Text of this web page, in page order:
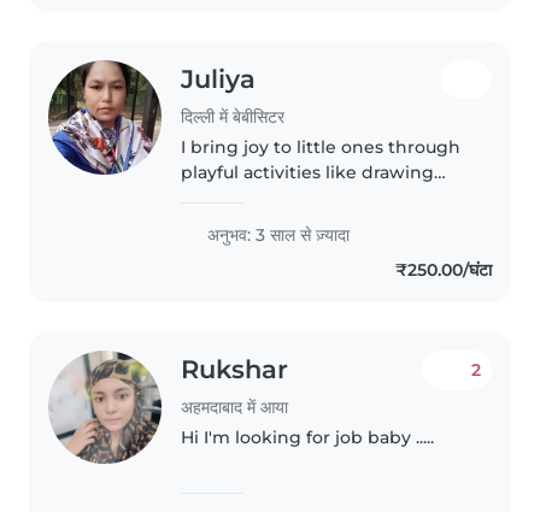
Juliya
दिल्ली में बेबीसिटर
I bring joy to little ones through
playful activities like drawing
caregiver with 3 years of
experience with babies.
Comfortable with pets. Contact
अनुभव: 3 साल से ज़्यादा
₹250.00/घंटा
Rukshar
अहमदाबाद में आया
2
Hi I'm looking for job baby .....